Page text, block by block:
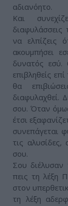
αδιανόητο.
Και
να ελπίζεις
ακουμπήσει
δυνατός εσύ.
επιβληθείς
θα
διαφυλαχθεί.
σου. Όταν
έτσι
συνεπάγεται
τις
σου.
Σου διέλυσαν
πεις τη λέξη
στον
τη λέξη